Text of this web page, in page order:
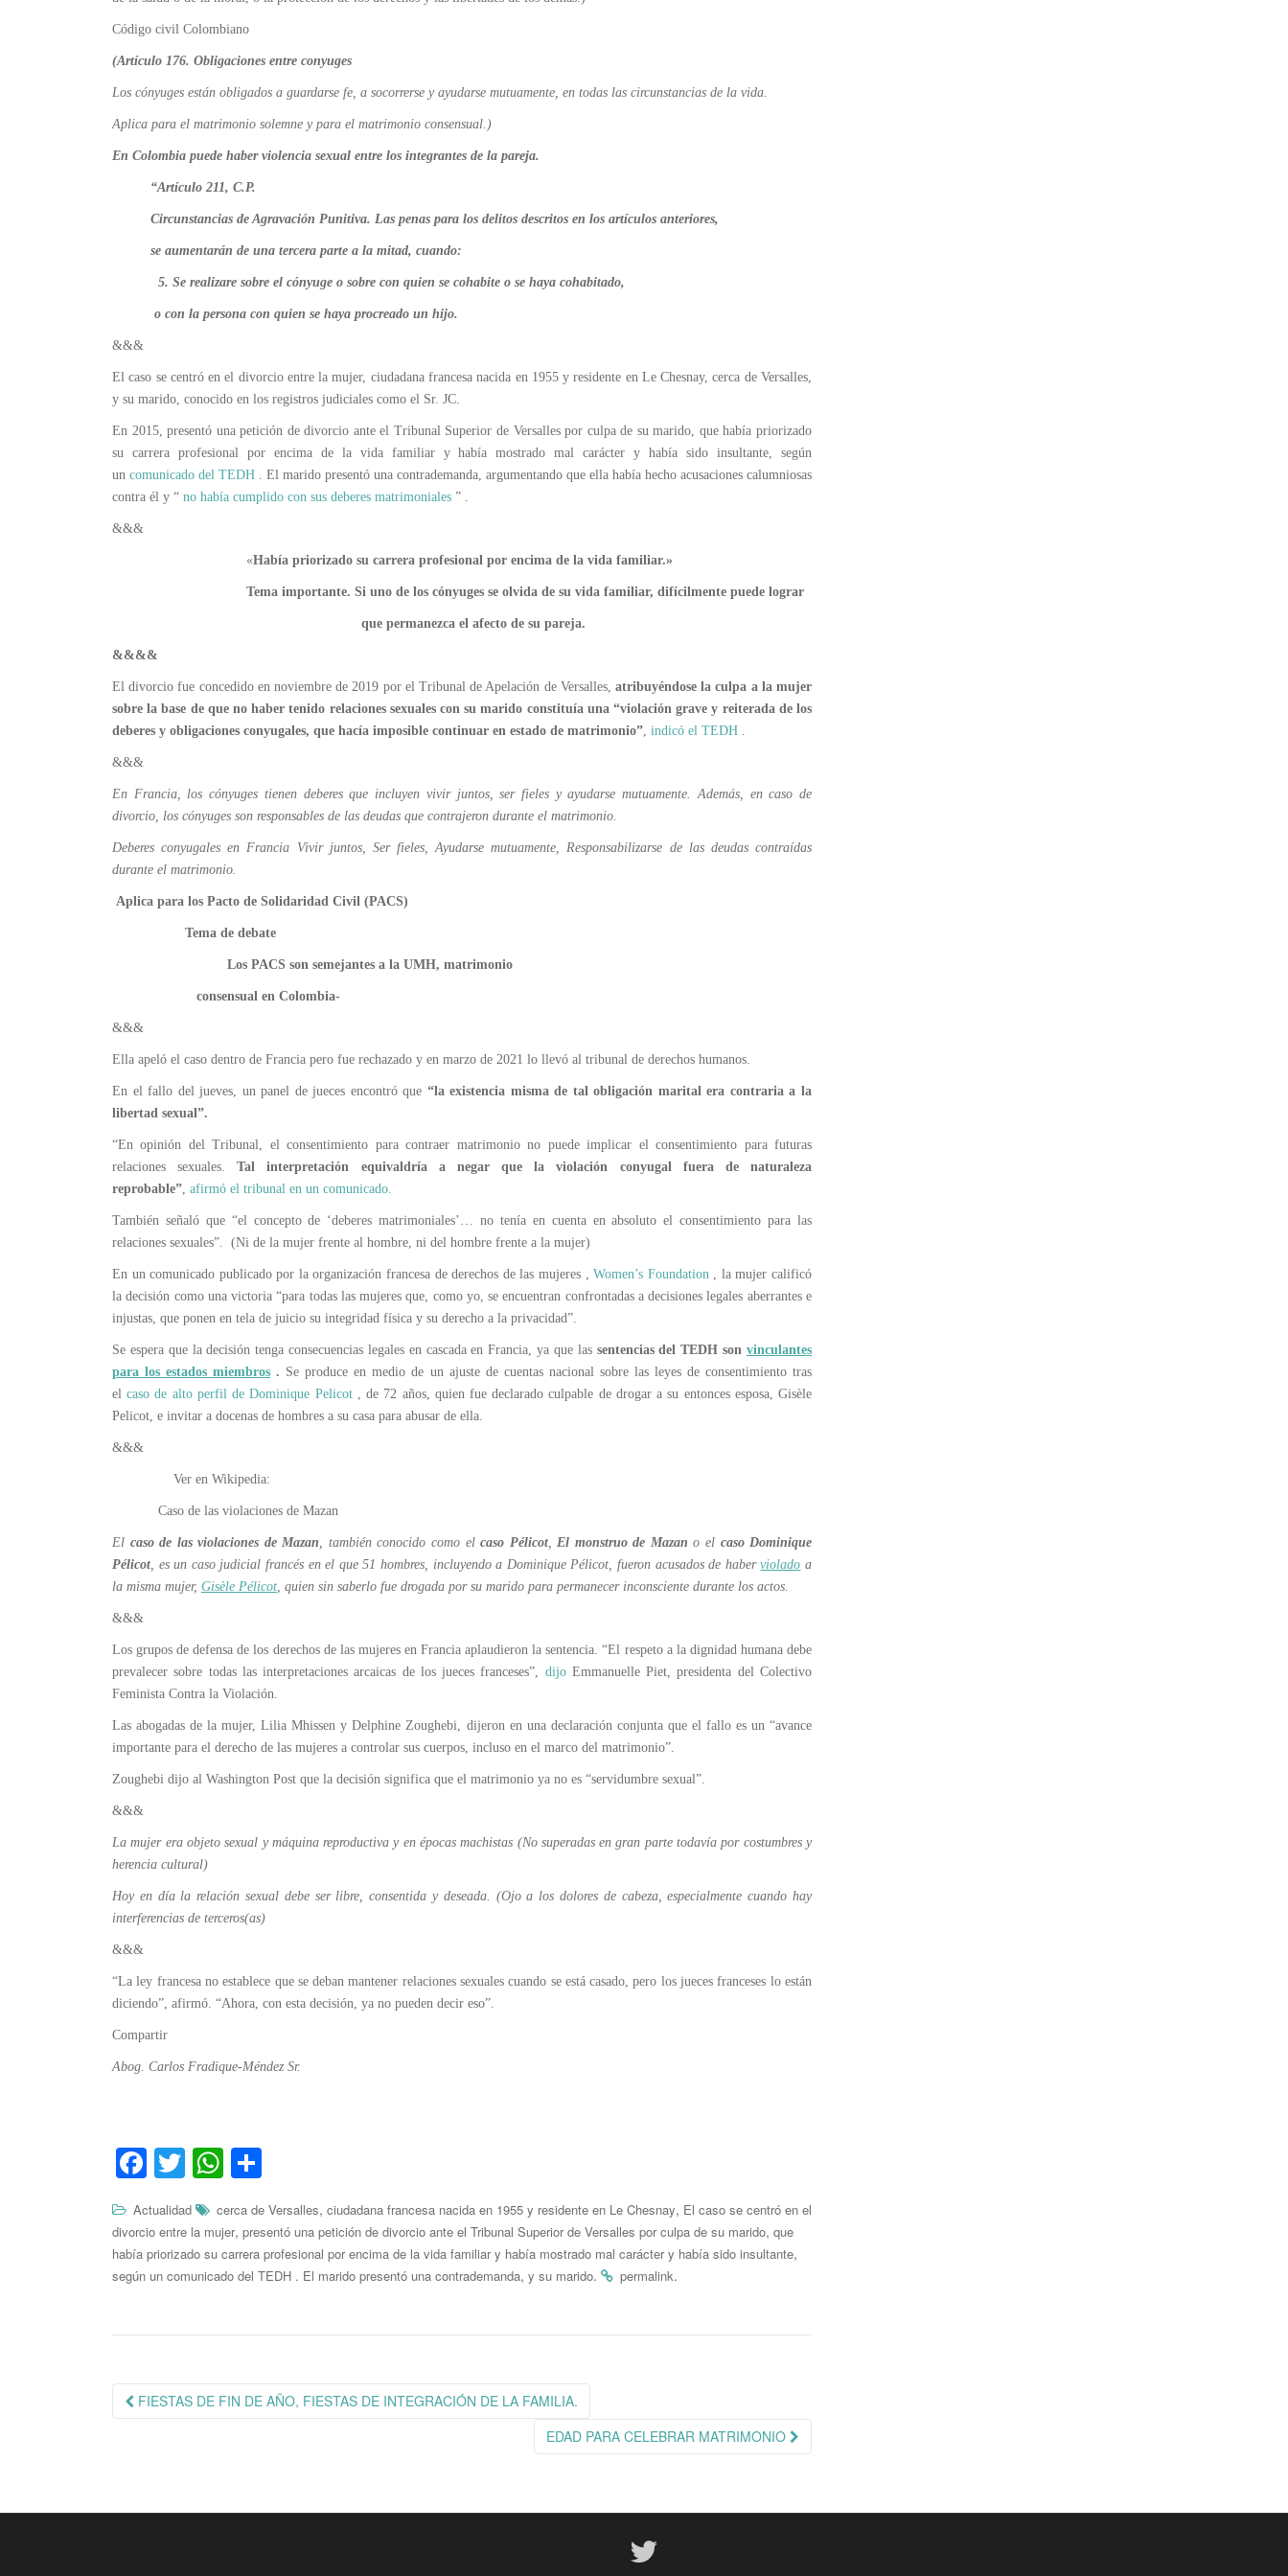
Código civil Colombiano
(Artículo 176. Obligaciones entre conyuges
Los cónyuges están obligados a guardarse fe, a socorrerse y ayudarse mutuamente, en todas las circunstancias de la vida.
Aplica para el matrimonio solemne y para el matrimonio consensual.)
En Colombia puede haber violencia sexual entre los integrantes de la pareja.
“Artículo 211, C.P.
Circunstancias de Agravación Punitiva. Las penas para los delitos descritos en los artículos anteriores,
se aumentarán de una tercera parte a la mitad, cuando:
5. Se realizare sobre el cónyuge o sobre con quien se cohabite o se haya cohabitado,
o con la persona con quien se haya procreado un hijo.
&&&
El caso se centró en el divorcio entre la mujer, ciudadana francesa nacida en 1955 y residente en Le Chesnay, cerca de Versalles,
y su marido, conocido en los registros judiciales como el Sr. JC.
En 2015, presentó una petición de divorcio ante el Tribunal Superior de Versalles por culpa de su marido, que había priorizado
su carrera profesional por encima de la vida familiar y había mostrado mal carácter y había sido insultante, según
un comunicado del TEDH . El marido presentó una contrademanda, argumentando que ella había hecho acusaciones calumniosas
contra él y “ no había cumplido con sus deberes matrimoniales ” .
&&&
«Había priorizado su carrera profesional por encima de la vida familiar.»
Tema importante. Si uno de los cónyuges se olvida de su vida familiar, difícilmente puede lograr
que permanezca el afecto de su pareja.
&&&&
El divorcio fue concedido en noviembre de 2019 por el Tribunal de Apelación de Versalles, atribuyéndose la culpa a la mujer
sobre la base de que no haber tenido relaciones sexuales con su marido constituía una “violación grave y reiterada de los
deberes y obligaciones conyugales, que hacía imposible continuar en estado de matrimonio”, indicó el TEDH .
&&&
En Francia, los cónyuges tienen deberes que incluyen vivir juntos, ser fieles y ayudarse mutuamente. Además, en caso de
divorcio, los cónyuges son responsables de las deudas que contrajeron durante el matrimonio.
Deberes conyugales en Francia Vivir juntos, Ser fieles, Ayudarse mutuamente, Responsabilizarse de las deudas contraídas
durante el matrimonio.
Aplica para los Pacto de Solidaridad Civil (PACS)
Tema de debate
Los PACS son semejantes a la UMH, matrimonio
consensual en Colombia-
&&&
Ella apeló el caso dentro de Francia pero fue rechazado y en marzo de 2021 lo llevó al tribunal de derechos humanos.
En el fallo del jueves, un panel de jueces encontró que “la existencia misma de tal obligación marital era contraria a la
libertad sexual”.
“En opinión del Tribunal, el consentimiento para contraer matrimonio no puede implicar el consentimiento para futuras
relaciones sexuales.Tal interpretación equivaldría a negar que la violación conyugal fuera de naturaleza
reprobable”, afirmó el tribunal en un comunicado.
También señaló que “el concepto de ‘deberes matrimoniales’… no tenía en cuenta en absoluto el consentimiento para las
relaciones sexuales”. (Ni de la mujer frente al hombre, ni del hombre frente a la mujer)
En un comunicado publicado por la organización francesa de derechos de las mujeres ,Women’s Foundation, la mujer calificó
la decisión como una victoria “para todas las mujeres que, como yo, se encuentran confrontadas a decisiones legales aberrantes e
injustas, que ponen en tela de juicio su integridad física y su derecho a la privacidad”.
Se espera que la decisión tenga consecuencias legales en cascada en Francia, ya que las sentencias del TEDH sonvinculantes
para los estados miembros . Se produce en medio de un ajuste de cuentas nacional sobre las leyes de consentimiento tras
elcaso de alto perfil de Dominique Pelicot, de 72 años, quien fue declarado culpable de drogar a su entonces esposa, Gisèle
Pelicot, e invitar a docenas de hombres a su casa para abusar de ella.
&&&
Ver en Wikipedia:
Caso de las violaciones de Mazan
El caso de las violaciones de Mazan, también conocido como elcaso Pélicot,El monstruo de Mazan o el caso Dominique
Pélicot, es un caso judicial francés en el que 51 hombres, incluyendo a Dominique Pélicot, fueron acusados de haberviolado a
la misma mujer, Gisèle Pélicot, quien sin saberlo fue drogada por su marido para permanecer inconsciente durante los actos.
&&&
Los grupos de defensa de los derechos de las mujeres en Francia aplaudieron la sentencia. “El respeto a la dignidad humana debe
prevalecer sobre todas las interpretaciones arcaicas de los jueces franceses”, dijoEmmanuelle Piet, presidenta del Colectivo
Feminista Contra la Violación.
Las abogadas de la mujer, Lilia Mhissen y Delphine Zoughebi, dijeron en una declaración conjunta que el fallo es un “avance
importante para el derecho de las mujeres a controlar sus cuerpos, incluso en el marco del matrimonio”.
Zoughebi dijo al Washington Post que la decisión significa que el matrimonio ya no es “servidumbre sexual”.
&&&
La mujer era objeto sexual y máquina reproductiva y en épocas machistas (No superadas en gran parte todavía por costumbres y
herencia cultural)
Hoy en día la relación sexual debe ser libre, consentida y deseada. (Ojo a los dolores de cabeza, especialmente cuando hay
interferencias de terceros(as)
&&&
“La ley francesa no establece que se deban mantener relaciones sexuales cuando se está casado, pero los jueces franceses lo están
diciendo”, afirmó. “Ahora, con esta decisión, ya no pueden decir eso”.
Compartir
Abog. Carlos Fradique-Méndez Sr.
Fa
bo
ok
T
tte
r
W
ts
A
pp
m
pa
rti
Actualidad cerca de Versalles, ciudadana francesa nacida en 1955 y residente en Le Chesnay, El caso se centró en el
divorcio entre la mujer, presentó una petición de divorcio ante el Tribunal Superior de Versalles por culpa de su marido, que
había priorizado su carrera profesional por encima de la vida familiar y había mostrado mal carácter y había sido insultante,
según un comunicado del TEDH . El marido presentó una contrademanda, y su marido. permalink.
Navegación
FIESTAS DE FIN DE AÑO, FIESTAS DE INTEGRACIÓN DE LA FAMILIA.
EDAD PARA CELEBRAR MATRIMONIO